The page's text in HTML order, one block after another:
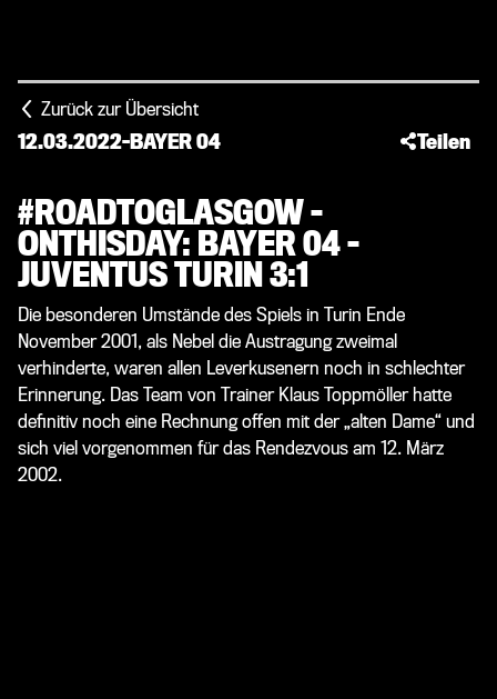
Zurück zur Übersicht
12.03.2022-BAYER 04 Teilen
#ROADTOGLASGOW –
ONTHISDAY: BAYER 04 –
JUVENTUS TURIN 3:1
Die besonderen Umstände des Spiels in Turin Ende
November 2001, als Nebel die Austragung zweimal
verhinderte, waren allen Leverkusenern noch in schlechter
Erinnerung. Das Team von Trainer Klaus Toppmöller hatte
definitiv noch eine Rechnung offen mit der „alten Dame“ und
sich viel vorgenommen für das Rendezvous am 12. März
2002.